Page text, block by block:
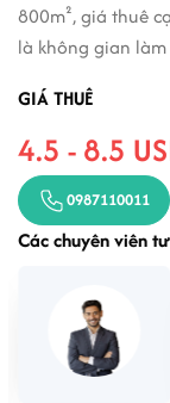
800m², giá thuê
là không gian
GIÁ THUÊ
4.5 - 8.5
0987110011
Các chuyên viên